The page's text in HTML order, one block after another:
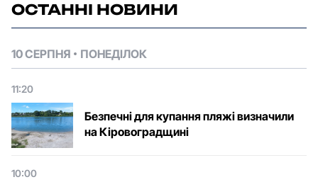
ОСТАННІ НОВИНИ
10 СЕРПНЯ ПОНЕДІЛОК
11:20
Безпечні для купання пляжі визначили
на Кіровоградщині
10:00